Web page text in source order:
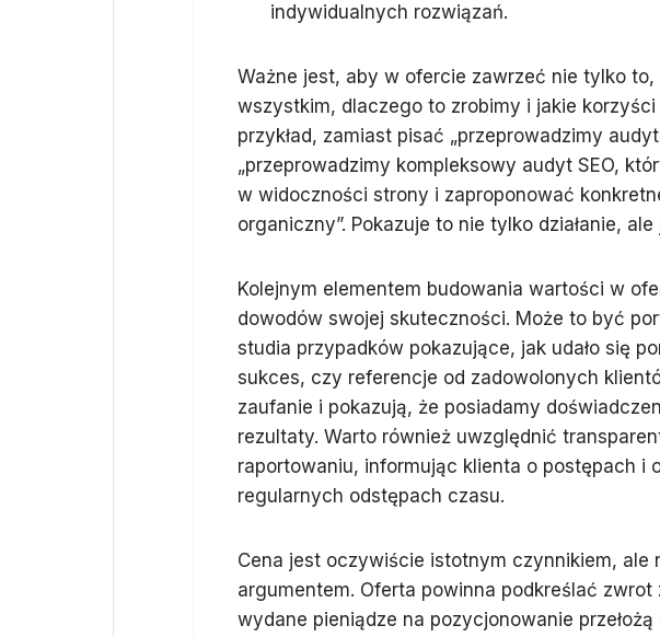
indywidualnych rozwiązań.
Ważne jest, aby w ofercie zawrzeć nie tylko to,
wszystkim, dlaczego to zrobimy i jakie
przykład, zamiast pisać „przeprowadzimy
„przeprowadzimy kompleksowy audyt SEO,
w widoczności strony i zaproponować
organiczny”. Pokazuje to nie tylko działanie,
Kolejnym elementem budowania wartości w
dowodów swojej skuteczności. Może to być
studia przypadków pokazujące, jak udało się
sukces, czy referencje od zadowolonych
zaufanie i pokazują, że posiadamy
rezultaty. Warto również uwzględnić
raportowaniu, informując klienta o postępach i
regularnych odstępach czasu.
Cena jest oczywiście istotnym czynnikiem, ale
argumentem. Oferta powinna podkreślać
wydane pieniądze na pozycjonowanie